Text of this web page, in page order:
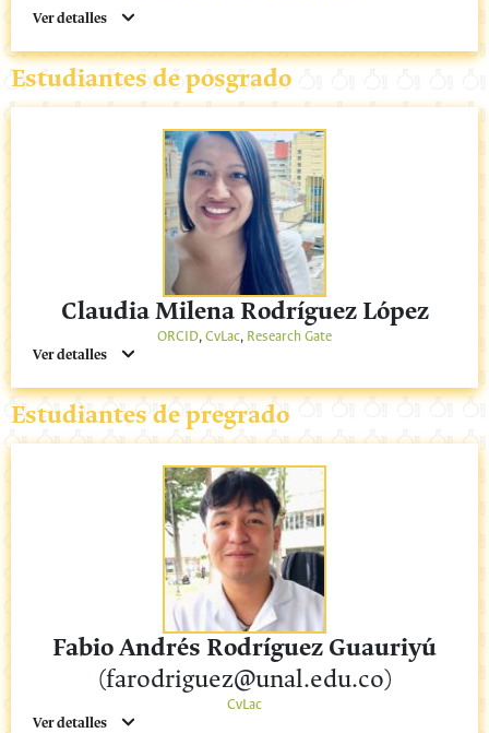
Ver detalles
Estudiantes de posgrado
Claudia Milena Rodríguez López
ORCID, CvLac, Research Gate
Ver detalles
Estudiantes de pregrado
Fabio Andrés Rodríguez Guauriyú
(farodriguez@unal.edu.co)
CvLac
Ver detalles